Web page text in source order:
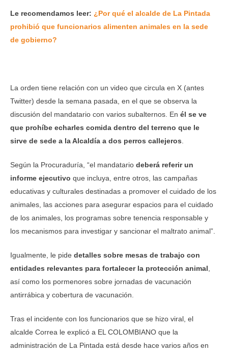
Le recomendamos leer: ¿Por qué el alcalde de La Pintada
prohibió que funcionarios alimenten animales en la sede
de gobierno?
La orden tiene relación con un video que circula en X (antes
Twitter) desde la semana pasada, en el que se observa la
discusión del mandatario con varios subalternos. En él se ve
que prohíbe echarles comida dentro del terreno que le
sirve de sede a la Alcaldía a dos perros callejeros
Según la Procuraduría, “el mandatario deberá referir un
informe ejecutivo que incluya, entre otros, las campañas
educativas y culturales destinadas a promover el cuidado de los
animales, las acciones para asegurar espacios para el cuidado
de los animales, los programas sobre tenencia responsable y
los mecanismos para investigar y sancionar el maltrato animal”.
Igualmente, le pide detalles sobre mesas de trabajo con
entidades relevantes para fortalecer la protección animal
así como los pormenores sobre jornadas de vacunación
antirrábica y cobertura de vacunación.
Tras el incidente con los funcionarios que se hizo viral, el
alcalde Correa le explicó a EL COLOMBIANO que la
administración de La Pintada está desde hace varios años en